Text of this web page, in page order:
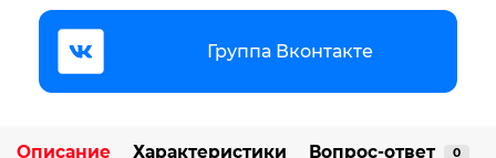
Группа Вконтакте
Описание Характеристики Вопрос-ответ 0